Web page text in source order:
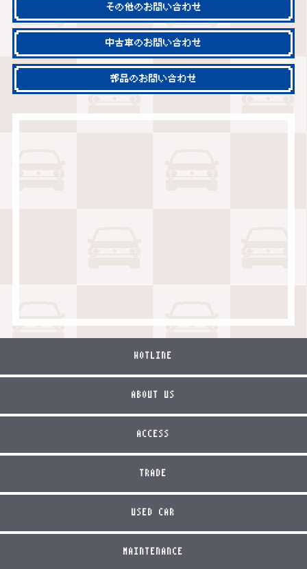
その他のお問い合わせ
中古車のお問い合わせ
部品のお問い合わせ
HOTLINE
ABOUT US
ACCESS
TRADE
USED CAR
MAINTENANCE